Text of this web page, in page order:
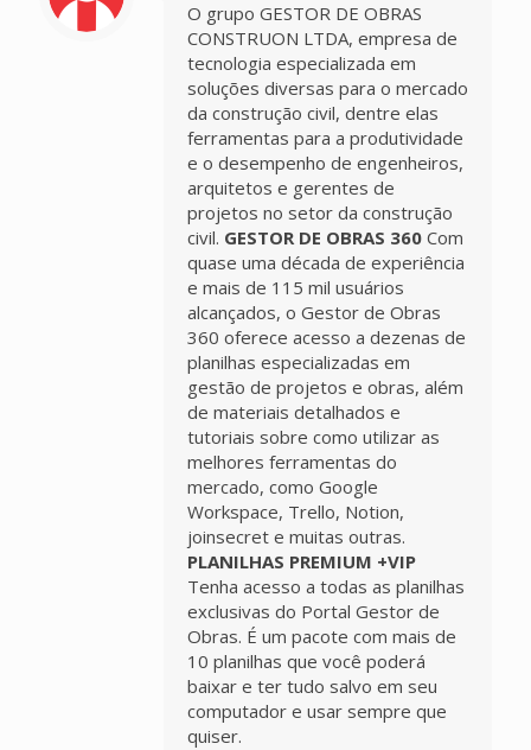
O grupo GESTOR DE OBRAS
CONSTRUON LTDA, empresa de
tecnologia especializada em
soluções diversas para o mercado
da construção civil, dentre elas
ferramentas para a produtividade
e o desempenho de engenheiros,
arquitetos e gerentes de
projetos no setor da construção
civil. GESTOR DE OBRAS 360 Com
quase uma década de experiência
e mais de 115 mil usuários
alcançados, o Gestor de Obras
360 oferece acesso a dezenas de
planilhas especializadas em
gestão de projetos e obras, além
de materiais detalhados e
tutoriais sobre como utilizar as
melhores ferramentas do
mercado, como Google
Workspace, Trello, Notion,
joinsecret e muitas outras.
PLANILHAS PREMIUM +VIP
Tenha acesso a todas as planilhas
exclusivas do Portal Gestor de
Obras. É um pacote com mais de
10 planilhas que você poderá
baixar e ter tudo salvo em seu
computador e usar sempre que
quiser.